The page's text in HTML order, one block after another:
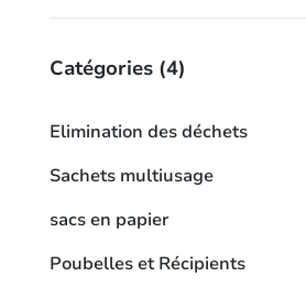
Catégories (4)
Elimination des déchets
Sachets multiusage
sacs en papier
Poubelles et Récipients